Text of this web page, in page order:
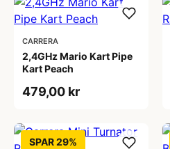
CARRERA
2,4GHz Mario Kart Pipe
Kart Peach
479,00 kr
SPAR 29%